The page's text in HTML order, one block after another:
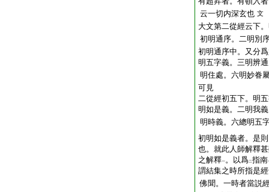
云一切内深玄也 文
大文第二從經云下
初明通序。二明別
初明通序中。又分
明五字義。三明辨
明住處。六明妙眷
可見
二從經初五下。明
明如是義。二明我
明時義。六總明五
初明如是義者。是
也。就此人師解釋
之解釋一。以爲二指南
謂結集之時所指是
佛聞。一時者當説